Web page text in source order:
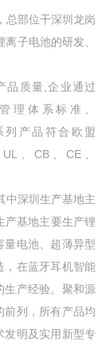
部位干深圳龙岗
子电池的研发、
质量,企业通过
理体系标准、
列产品符合欧盟
、CB、CE、
深圳生产基地主
产基地主要生产锂
量电池、超薄异型
，在蓝牙耳机智能
生产经验。聚和源
前列，所有产品均
发明及实用新型专